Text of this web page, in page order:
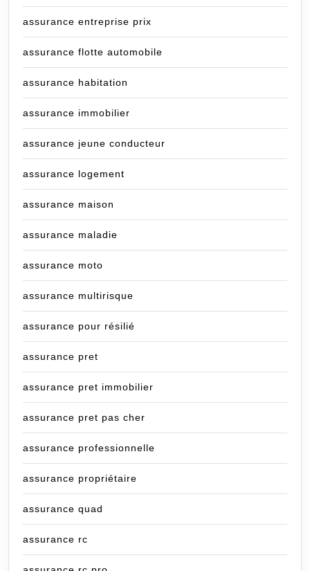
assurance entreprise prix
assurance flotte automobile
assurance habitation
assurance immobilier
assurance jeune conducteur
assurance logement
assurance maison
assurance maladie
assurance moto
assurance multirisque
assurance pour résilié
assurance pret
assurance pret immobilier
assurance pret pas cher
assurance professionnelle
assurance propriétaire
assurance quad
assurance rc